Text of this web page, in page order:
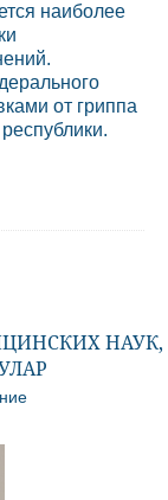
наиболее
от гриппа
НАУК,